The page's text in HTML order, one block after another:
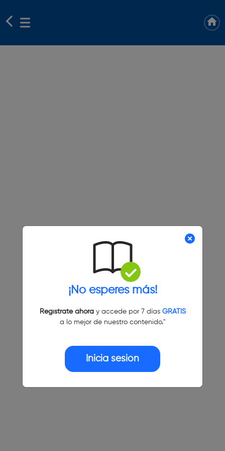
¡No esperes más!
Regístrate ahoray accede por 7 días GRATIS
a lo mejor de nuestro contenido."
Inicia sesión